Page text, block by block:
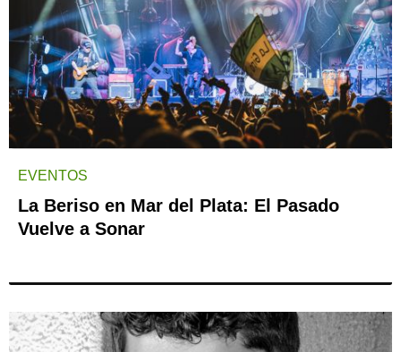
EVENTOS
La Beriso en Mar del Plata: El Pasado
Vuelve a Sonar